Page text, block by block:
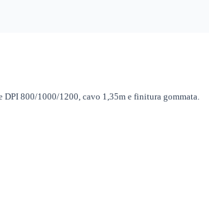
800/1000/1200, cavo 1,35m e finitura gommata.